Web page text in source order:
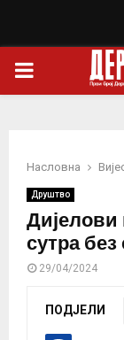
PRIMARY
Насловна
Друштво
Дијелови
сутра без
29/04/2024
ПОДЈЕЛИ